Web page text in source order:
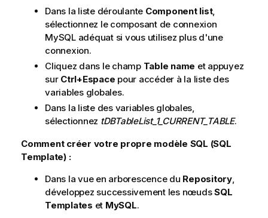
Dans la liste déroulante Component list,
sélectionnez le composant de connexion
MySQL adéquat si vous utilisez plus d'une
connexion.
Cliquez dans le champ Table name et appuyez
sur Ctrl+Espace pour accéder à la liste des
variables globales.
Dans la liste des variables globales,
sélectionnez tDBTableList_1_CURRENT_TABLE.
Comment créer votre propre modèle SQL (SQL
Template) :
Dans la vue en arborescence du Repository,
développez successivement les nœudsSQL
Templates et MySQL.